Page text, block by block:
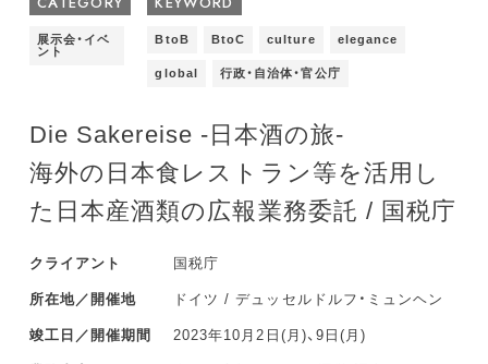
展示会・イベ
ント
BtoB BtoC culture elegance
global 行政・自治体・官公庁
Die Sakereise -日本酒の旅-
海外の日本食レストラン等を活用し
た日本産酒類の広報業務委託 / 国税庁
クライアント 国税庁
所在地／開催地 ドイツ / デュッセルドルフ・ミュンヘン
竣工日／開催期間 2023年10月2日(月)、9日(月)